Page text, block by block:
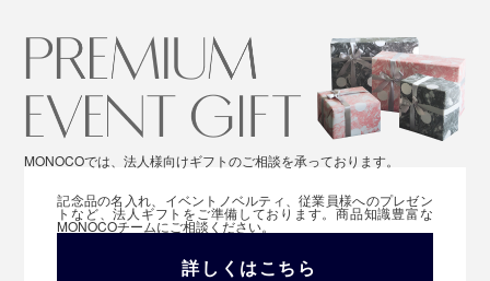
MONOCOでは、法人様向けギフトのご相談を承っております。
記念品の名入れ、イベントノベルティ、従業員様へのプレゼン
トなど、法人ギフトをご準備しております。商品知識豊富な
MONOCOチームにご相談ください。
詳しくはこちら